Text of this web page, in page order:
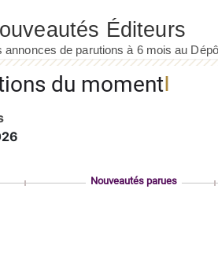
du moment
Nouveautés parues